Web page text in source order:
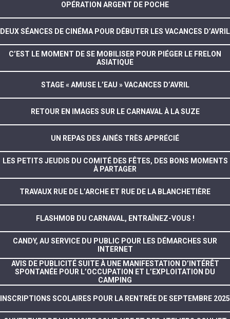
OPÉRATION ARGENT DE POCHE
DEUX SÉANCES DE CINÉMA POUR DÉBUTER LES VACANCES D’AVRIL
C’EST LE MOMENT DE SE MOBILISER POUR PIÉGER LE FRELON
ASIATIQUE
STAGE « AMUSE L’EAU » VACANCES D’AVRIL
RETOUR EN IMAGES SUR LE CARNAVAL À LA SUZE
UN REPAS DES AINÉS TRÈS APPRÉCIÉ
LES PETITS JEUDIS DU COMITÉ DES FÊTES, DES BONS MOMENTS
À PARTAGER
TRAVAUX RUE DE L’ARCHE ET RUE DE LA BLANCHETIÈRE
FLASHMOB DU CARNAVAL, ENTRAÎNEZ-VOUS !
CANDY, AU SERVICE DU PUBLIC POUR LES DÉMARCHES SUR
INTERNET
AVIS DE PUBLICITÉ SUITE À UNE MANIFESTATION D’INTÉRÊT
SPONTANÉE POUR L’OCCUPATION ET L’EXPLOITATION DU
CAMPING
INSCRIPTIONS SCOLAIRES POUR LA RENTRÉE DE SEPTEMBRE 2025